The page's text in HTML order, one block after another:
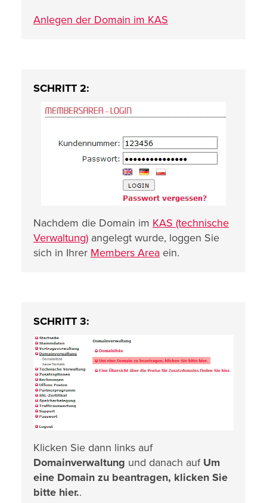
Anlegen der Domain im KAS
SCHRITT 2:
Nachdem die Domain im KAS (technische
Verwaltung) angelegt wurde, loggen Sie
sich in Ihrer Members Area ein.
SCHRITT 3:
Klicken Sie dann links auf
Domainverwaltung und danach auf Um
eine Domain zu beantragen, klicken Sie
bitte hier..